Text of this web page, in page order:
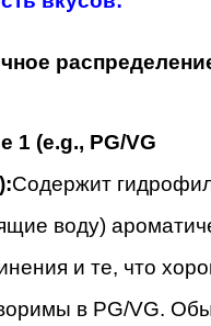
1 (e.g., PG/VG
Содержит
воду)
и те, что
в PG/VG.